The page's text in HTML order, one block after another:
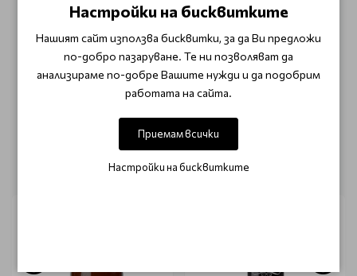
ОТЗИВИ (0)
Този продукт няма отзиви.
НАПИШЕТЕ ОТЗИВ
ОЩЕ ОТ КАТЕГОРИЯТА
Настройки на бисквитките
Нашият сайт използва бисквитки, за да Ви предложи
по-добро пазаруване. Те ни позволяват да
анализираме по-добре Вашите нужди и да подобрим
работата на сайта.
Приемам всички
Настройки на бисквитките